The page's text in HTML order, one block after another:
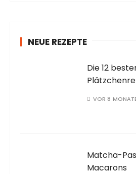
NEUE REZEPTE
Die 12
VOR 8
Matcha-
Macarons